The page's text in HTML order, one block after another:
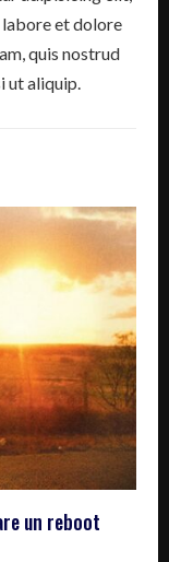
et dolore
quis nostrud
ut aliquip.
un reboot